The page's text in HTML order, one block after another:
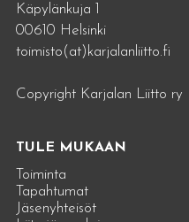
Käpylänkuja 1
00610 Helsinki
toimisto(at)karjalanliitto.fi
Copyright Karjalan Liitto ry
TULE MUKAAN
Toiminta
Tapahtumat
Jäsenyhteisöt